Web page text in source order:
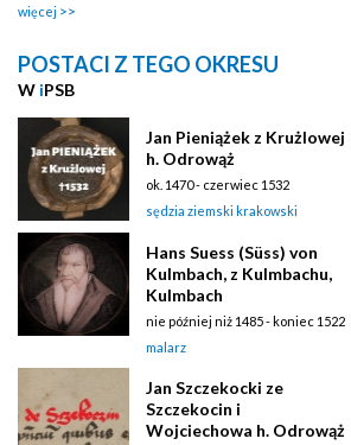
więcej
POSTACI Z TEGO OKRESU
W iPSB
Jan Pieniążek z Krużlowej
h. Odrowąż
ok. 1470 - czerwiec 1532
sędzia ziemski krakowski
Hans Suess (Süss) von
Kulmbach, z Kulmbachu,
Kulmbach
nie później niż 1485 - koniec 1522
malarz
Jan Szczekocki ze
Szczekocin i
Wojciechowa h. Odrowąż